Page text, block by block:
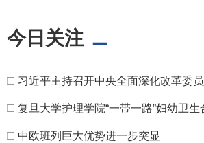
今日关注
□ 习近平主持召开中央全面深化改革委
□ 复旦大学护理学院“一带一路”妇幼卫
□ 中欧班列巨大优势进一步突显